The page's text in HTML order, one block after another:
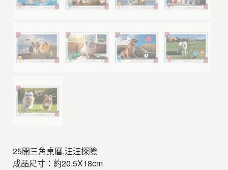
25開三角桌曆,汪汪探險
成品尺寸：約20.5X18cm